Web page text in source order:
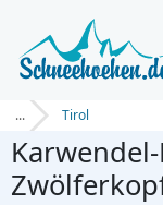
... Tirol